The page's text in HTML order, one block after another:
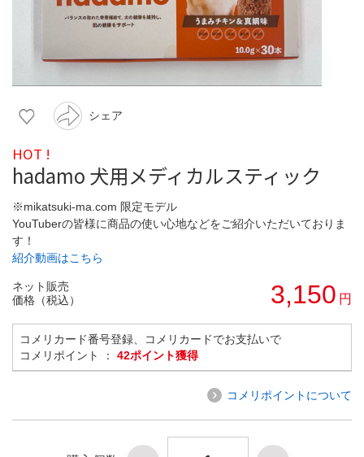
シェア
HOT !
hadamo 犬用メディカルスティック
※mikatsuki-ma.com 限定モデル
YouTuberの皆様に商品の使い心地などをご紹介いただいておりま
す！
紹介動画はこちら
ネット販売
価格（税込）
3,150 円
コメリカード番号登録、コメリカードでお支払いで
コメリポイント ： 42ポイント獲得
コメリポイントについて